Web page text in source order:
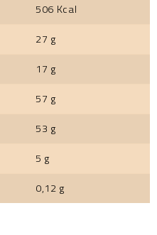
506 Kcal
27 g
17 g
57 g
53 g
5 g
0,12 g